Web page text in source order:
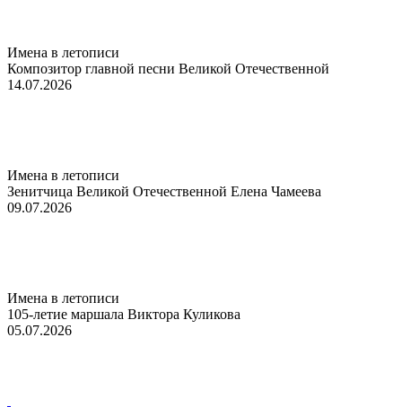
Имена в летописи
Композитор главной песни Великой Отечественной
14.07.2026
Имена в летописи
Зенитчица Великой Отечественной Елена Чамеева
09.07.2026
Имена в летописи
105-летие маршала Виктора Куликова
05.07.2026